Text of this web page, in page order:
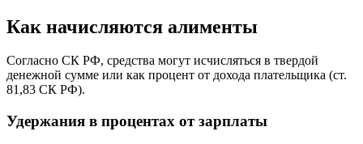
Как начисляются алименты
Согласно СК РФ, средства могут исчисляться в твердой
денежной сумме или как процент от дохода плательщика (ст.
81,83 СК РФ).
Удержания в процентах от зарплаты